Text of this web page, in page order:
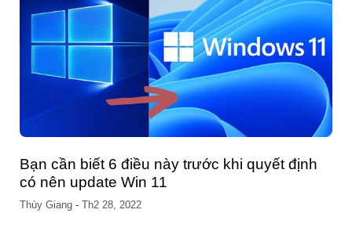
Bạn cần biết 6 điều này trước khi quyết định
có nên update Win 11
Thùy Giang - Th2 28, 2022